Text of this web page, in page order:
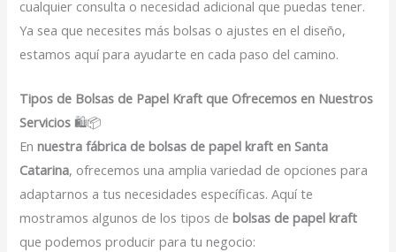
cualquier consulta o necesidad adicional que puedas tener.
Ya sea que necesites más bolsas o ajustes en el diseño,
estamos aquí para ayudarte en cada paso del camino.
Tipos de Bolsas de Papel Kraft que Ofrecemos en Nuestros
Servicios 🛍️📦
Ennuestra fábrica de bolsas de papel kraft en Santa
Catarina, ofrecemos una amplia variedad de opciones para
adaptarnos a tus necesidades específicas. Aquí te
mostramos algunos de los tipos debolsas de papel kraft
que podemos producir para tu negocio: